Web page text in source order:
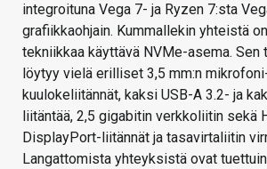
integroituna Vega 7- ja Ryzen 7:sta
grafiikkaohjain. Kummallekin yhteistä
tekniikkaa käyttävä NVMe-asema. Sen
löytyy vielä erilliset 3,5 mm:n
kuulokeliitännät, kaksi USB-A 3.2- ja
liitäntää, 2,5 gigabitin verkkoliitin sekä
DisplayPort-liitännät ja tasavirtaliitin
Langattomista yhteyksistä ovat